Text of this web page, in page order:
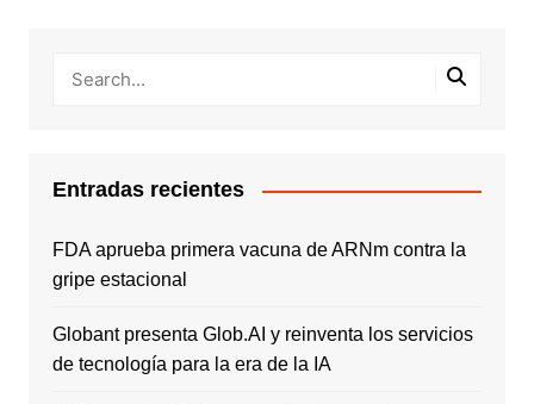
Entradas recientes
FDA aprueba primera vacuna de ARNm contra la
gripe estacional
Globant presenta Glob.AI y reinventa los servicios
de tecnología para la era de la IA